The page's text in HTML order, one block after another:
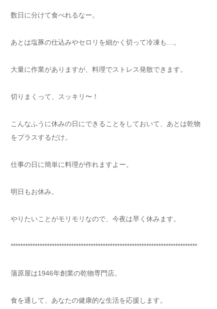
数日に分けて食べれるなー。
あとは塩豚の仕込みやセロリを細かく切って冷凍も…。
大量に作業がありますが、料理でストレス発散できます。
切りまくって、スッキリ〜！
こんなふうに休みの日にできることをしておいて、あとは乾物
をプラスするだけ。
仕事の日に簡単に料理が作れますよー。
明日もお休み。
やりたいことがモリモリなので、今夜は早く休みます。
*****************************************************************************
蒲原屋は1946年創業の乾物専門店。
食を通して、あなたの健康的な生活を応援します。